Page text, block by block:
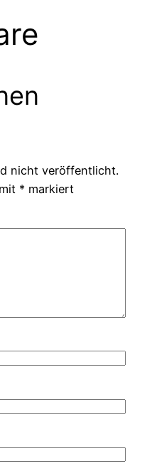
nicht veröffentlicht.
* markiert